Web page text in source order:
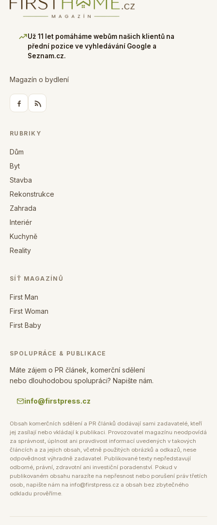
Už 11 let pomáháme webům našich klientů na
přední pozice ve vyhledávání Google a
Seznam.cz.
Magazín o bydlení
RUBRIKY
Dům
Byt
Stavba
Rekonstrukce
Zahrada
Interiér
Kuchyně
Reality
SÍŤ MAGAZÍNŮ
First Man
First Woman
First Baby
SPOLUPRÁCE & PUBLIKACE
Máte zájem o PR článek, komerční sdělení
nebo dlouhodobou spolupráci? Napište nám.
info@firstpress.cz
Obsah komerčních sdělení a PR článků dodávají sami zadavatelé, kteří
jej zasílají nebo vkládají k publikaci. Provozovatel magazínu neodpovídá
za správnost, úplnost ani pravdivost informací uvedených v takových
článcích a za jejich obsah, včetně použitých obrázků a odkazů, nese
odpovědnost výhradně zadavatel. Publikované texty nepředstavují
odborné, právní, zdravotní ani investiční poradenství. Pokud v
publikovaném obsahu narazíte na nepřesnost nebo porušení práv třetích
osob, napište nám na info@firstpress.cz a obsah bez zbytečného
odkladu prověříme.